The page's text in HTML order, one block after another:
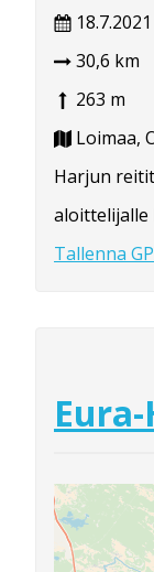
18.7.2021
30,6 km
263 m
Loimaa,
Harjun
Tallenna